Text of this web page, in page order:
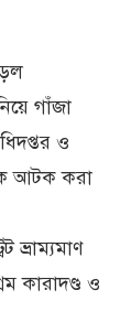
গাঁজা
ও
আটক করা
ভ্রাম্যমাণ
কারাদণ্ড ও